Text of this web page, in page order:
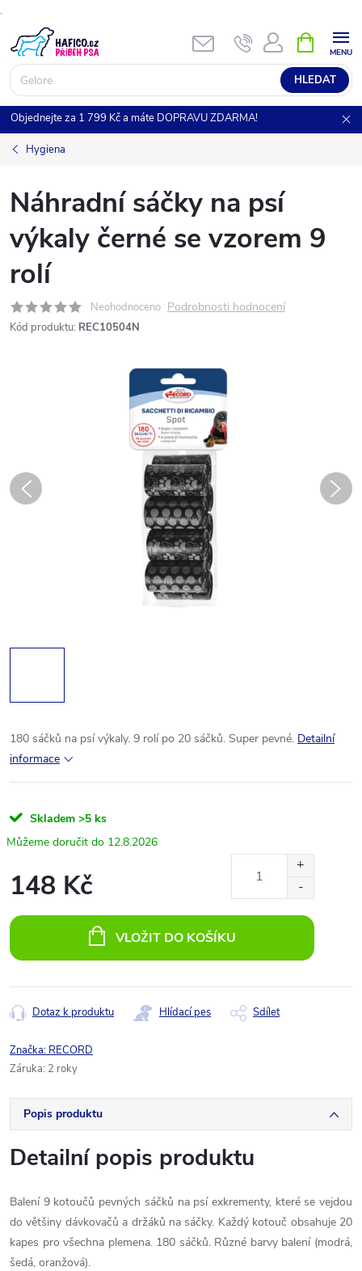
.
na
obsah
HLEDAT
NÁKUPNÍ
KOŠÍK
Objednejte za 1 799 Kč a máte DOPRAVU ZDARMA!
Hygiena
Náhradní sáčky na psí
výkaly černé se vzorem 9
rolí
Neohodnoceno Podrobnosti hodnocení
Kód produktu: REC10504N
180 sáčků na psí výkaly. 9 rolí po 20 sáčků. Super pevné. Detailní
informace
Skladem >5 ks
12.8.2026
148 Kč
cena:
VLOŽIT DO KOŠÍKU
Dotaz k produktu Hlídací pes Sdílet
Značka: RECORD
Záruka: 2 roky
Popis produktu
Detailní popis produktu
Balení 9 kotoučů pevných sáčků na psí exkrementy, které se vejdou
do většiny dávkovačů a držáků na sáčky. Každý kotouč obsahuje 20
kapes pro všechna plemena. 180 sáčků. Různé barvy balení (modrá,
šedá, oranžová).